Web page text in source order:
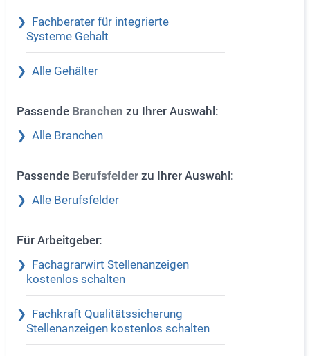
Fachberater für integrierte
Systeme Gehalt
Alle Gehälter
Passende Branchen zu Ihrer Auswahl:
Alle Branchen
Passende Berufsfelder zu Ihrer Auswahl:
Alle Berufsfelder
Für Arbeitgeber:
Fachagrarwirt Stellenanzeigen
kostenlos schalten
Fachkraft Qualitätssicherung
Stellenanzeigen kostenlos schalten